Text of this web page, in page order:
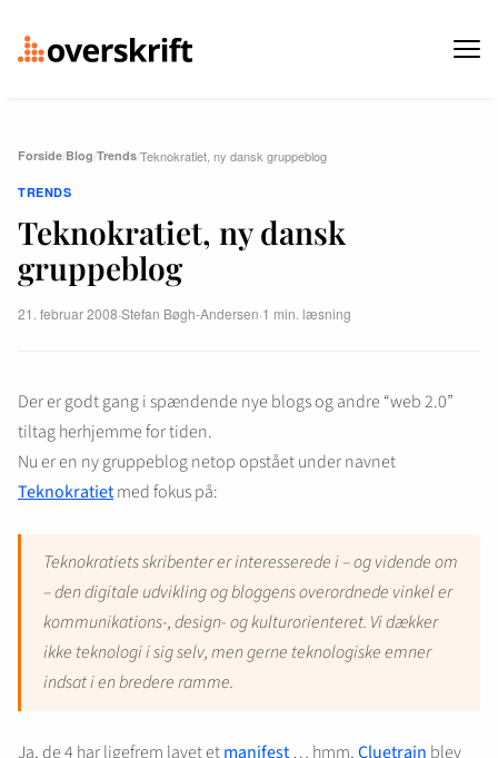
Forside/Blog/Trends/Teknokratiet, ny dansk gruppeblog
TRENDS
Teknokratiet, ny dansk
gruppeblog
21. februar 2008·Stefan Bøgh-Andersen·1 min. læsning
Der er godt gang i spændende nye blogs og andre “web 2.0”
tiltag herhjemme for tiden.
Nu er en ny gruppeblog netop opstået under navnet
Teknokratietmed fokus på:
Teknokratiets skribenter er interesserede i – og vidende om
– den digitale udvikling og bloggens overordnede vinkel er
kommunikations-, design- og kulturorienteret. Vi dækker
ikke teknologi i sig selv, men gerne teknologiske emner
indsat i en bredere ramme.
Ja, de 4 har ligefrem lavet etmanifest… hmm,Cluetrain blev